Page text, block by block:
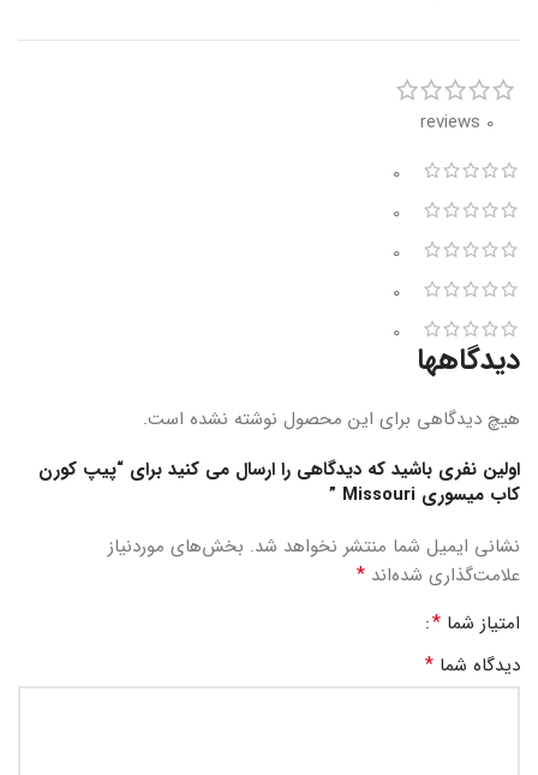
0 reviews
0
0
0
0
0
دیدگاهها
هیچ دیدگاهی برای این محصول نوشته نشده است.
اولین نفری باشید که دیدگاهی را ارسال می کنید برای “پیپ کورن
کاب میسوری Missouri ”
نشانی ایمیل شما منتشر نخواهد شد. بخش‌های موردنیاز
علامت‌گذاری شده‌اند *
امتیاز شما *
دیدگاه شما *